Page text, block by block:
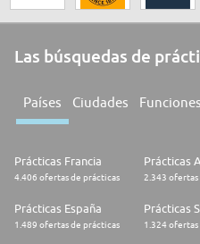
Las búsquedas de
Países Ciudades Funciones
Prácticas Francia
4.406 ofertas de prácticas
Prácticas
2.343
Prácticas España
1.489 ofertas de prácticas
Prácticas
1.324